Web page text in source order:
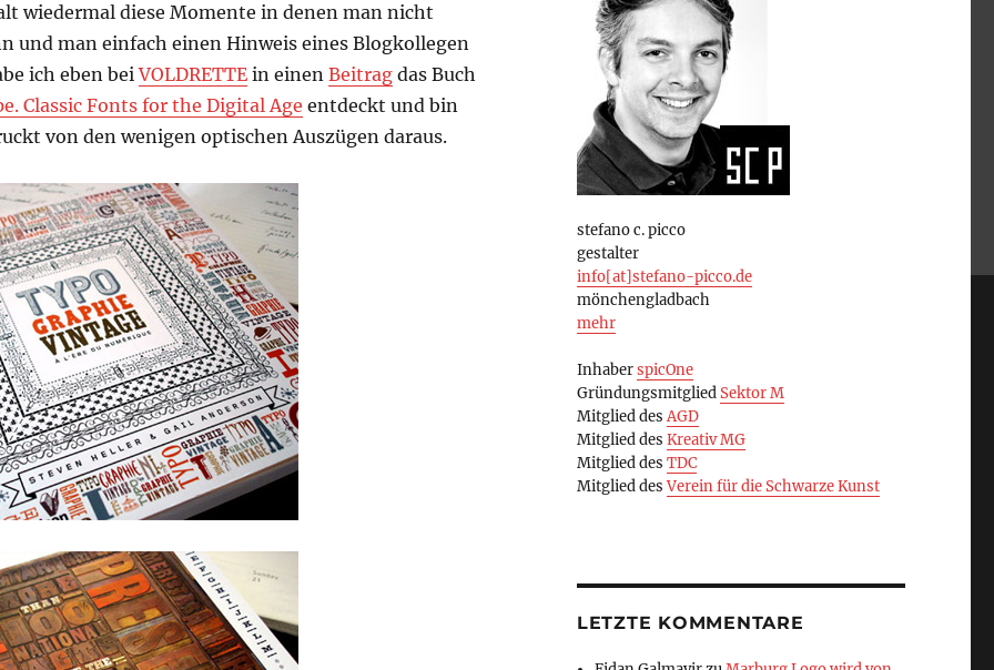
wiedermal diese Momente in denen man nicht
und man einfach einen Hinweis eines Blogkollegen
ich eben beiVOLDRETTEin einen Beitragdas Buch
Classic Fonts for the Digital Age entdeckt und bin
von den wenigen optischen Auszügen daraus.
stefano c. picco
gestalter
info[at]stefano-picco.de
mönchengladbach
mehr
InhaberspicOne
GründungsmitgliedSektor M
Mitglied desAGD
Mitglied des Kreativ MG
Mitglied des TDC
Mitglied desVerein für die Schwarze Kunst
LETZTE KOMMENTARE